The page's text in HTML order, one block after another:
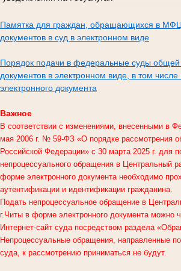
Памятка для граждан, обращающихся в
документов в суд в электронном виде
Порядок подачи в федеральные суды
документов в электронном виде, в том
электронного документа
Важное
В соответствии с изменениями, внесенными в
мая 2006 г. № 59-ФЗ «О порядке рассмотрения
Российской Федерации» с 30 марта 2025 г. для
непроцессуального обращения в Центральный
форме электронного документа необходимо
аутентификации и идентификации гражданина.
Подать непроцессуальное обращение в
г.Читы в форме электронного документа можно
Интернет-сайт суда посредством раздела
Непроцессуальные обращения, направленные
суда, к рассмотрению приниматься не будут.